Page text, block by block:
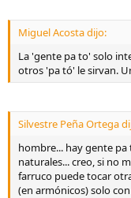
Miguel Acosta dijo:
La 'gente pa to' solo
otros 'pa tó' le sirvan.
Silvestre Peña Ortega
hombre... hay gente
naturales... creo, si no
farruco puede tocar
(en armónicos) solo